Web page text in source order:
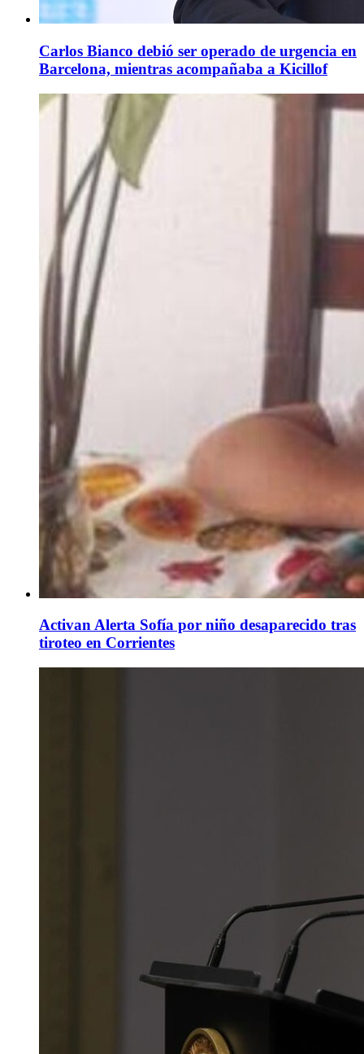
Carlos Bianco debió ser operado de urgencia en
Barcelona, mientras acompañaba a Kicillof
Activan Alerta Sofía por niño desaparecido tras
tiroteo en Corrientes